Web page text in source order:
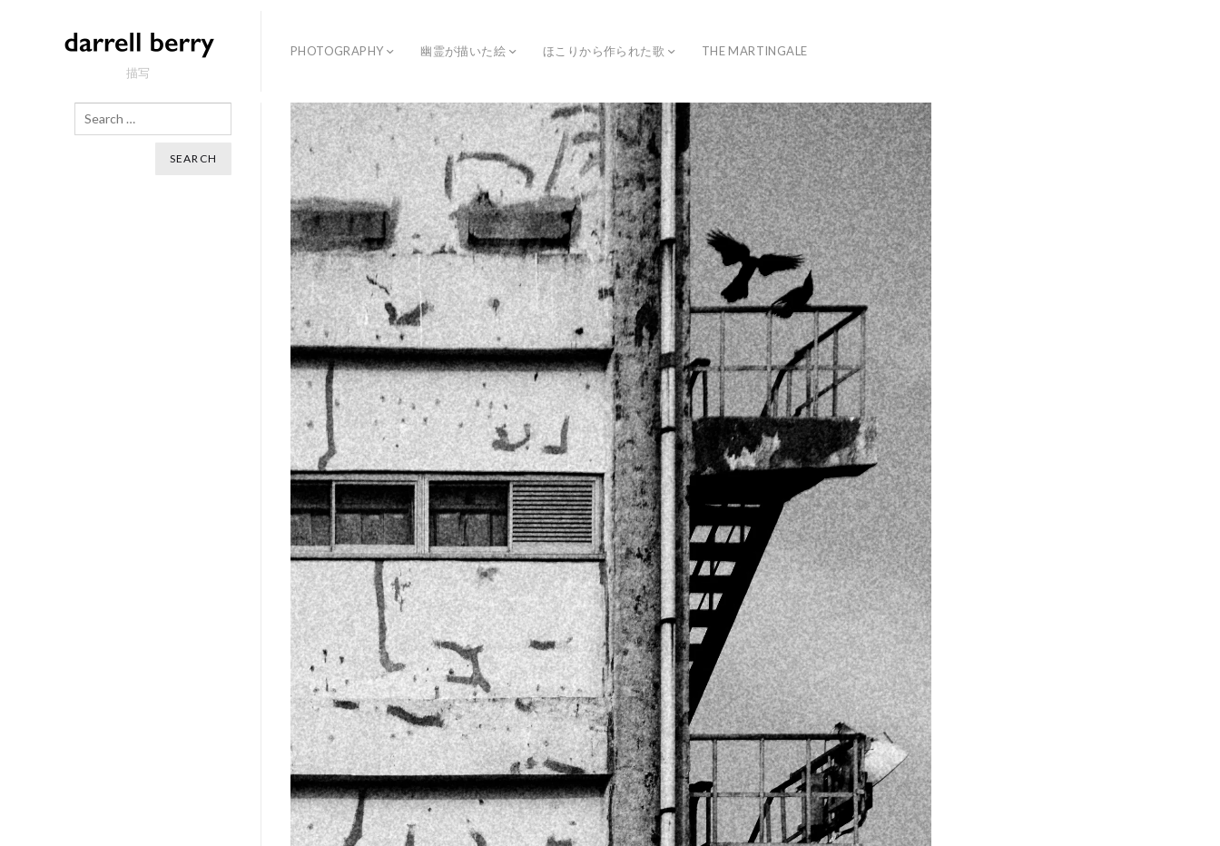
描写
PHOTOGRAPHY 幽霊が描いた絵 ほこりから作られた歌 THE MARTINGALE
Search